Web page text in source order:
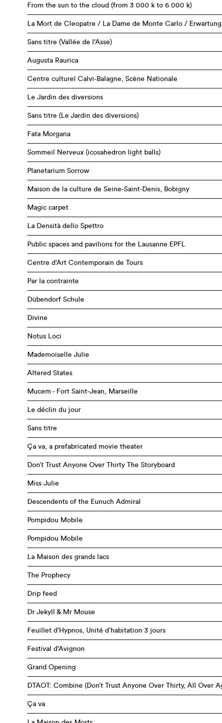
From the sun to the cloud (from 3 000 k to 6 000 k)
La Mort de Cleopatre / La Dame de Monte Carlo / Erwartung
Sans titre (Vallée de l'Asse)
Augusta Raurica
Centre culturel Calvi-Balagne, Scène Nationale
Le Jardin des diversions
Sans titre (Le Jardin des diversions)
Fata Morgana
Sommeil Nerveux (icosahedron light balls)
Planetarium Sorrow
Maison de la culture de Seine-Saint-Denis, Bobigny
Magic carpet
La Densità dello Spettro
Public spaces and pavilions for the Lausanne EPFL
Centre d'Art Contemporain de Tours
Par la contrainte
Dübendorf Schule
Divine
Notus Loci
Mademoiselle Julie
Altered States
Mucem - Fort Saint-Jean, Marseille
Le déclin du jour
Sans titre
Ça va, a prefabricated movie theater
Don’t Trust Anyone Over Thirty The Storyboard
Miss Julie
Descendents of the Eunuch Admiral
Pompidou Mobile
Pompidou Mobile
La Maison des grands lacs
The Prophecy
Drip feed
Dr Jekyll & Mr Mouse
Feuillet d'Hypnos, Unité d’habitation 3 jours
Festival d'Avignon
Grand Opening
DTAOT: Combine (Don’t Trust Anyone Over Thirty, All Over
Ça va